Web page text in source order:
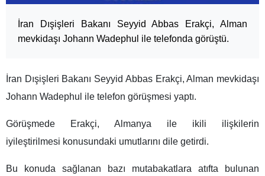
İran Dışişleri Bakanı Seyyid Abbas Erakçi, Alman
mevkidaşı Johann Wadephul ile telefonda görüştü.
İran Dışişleri Bakanı Seyyid Abbas Erakçi, Alman mevkidaşı
Johann Wadephul ile telefon görüşmesi yaptı.
Görüşmede Erakçi, Almanya ile ikili ilişkilerin
iyileştirilmesi konusundaki umutlarını dile getirdi.
Bu konuda sağlanan bazı mutabakatlara atıfta bulunan